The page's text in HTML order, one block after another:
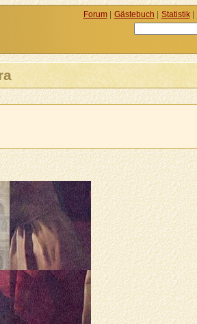
Forum| Gästebuch | Statistik|